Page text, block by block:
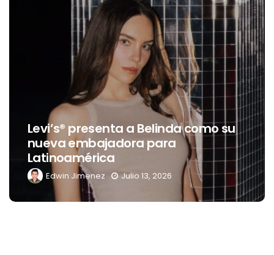
presenta a Belinda como su
embajadora para
Edwin Jimenez Julio 13, 2026
del